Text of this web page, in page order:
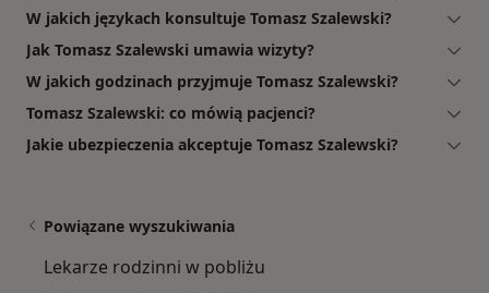
W jakich językach konsultuje Tomasz Szalewski?
Jak Tomasz Szalewski umawia wizyty?
W jakich godzinach przyjmuje Tomasz Szalewski?
Tomasz Szalewski: co mówią pacjenci?
Jakie ubezpieczenia akceptuje Tomasz Szalewski?
Powiązane wyszukiwania
Lekarze rodzinni w pobliżu